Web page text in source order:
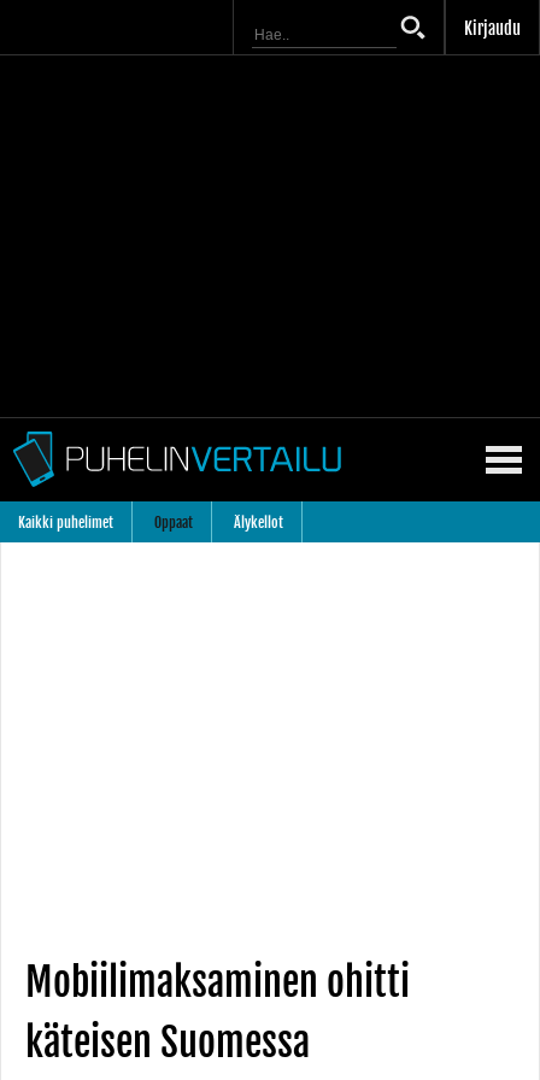
Kirjaudu
Kaikki puhelimet Oppaat Älykellot
Mobiilimaksaminen ohitti
käteisen Suomessa